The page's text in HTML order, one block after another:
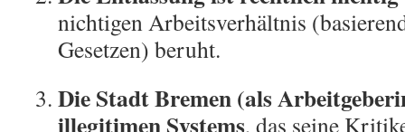
nichtigen Arbeitsverhältnis
Gesetzen) beruht.
Die Stadt Bremen (als
illegitimen Systems, das seine